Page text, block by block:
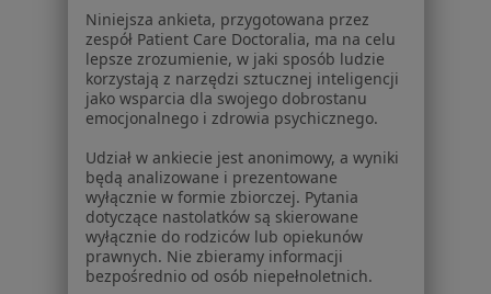
Lekarze
Placówki medyczne
Pytania i odpowiedzi
Usługi i zabiegi
Choroby
Aplikacje mobilne
Blog dla pacjentów
Dla profesjonalistów
Cennik
Niniejsza ankieta, przygotowana przez
zespół Patient Care Doctoralia, ma na celu
lepsze zrozumienie, w jaki sposób ludzie
korzystają z narzędzi sztucznej inteligencji
jako wsparcia dla swojego dobrostanu
emocjonalnego i zdrowia psychicznego.
Udział w ankiecie jest anonimowy, a wyniki
będą analizowane i prezentowane
wyłącznie w formie zbiorczej. Pytania
dotyczące nastolatków są skierowane
wyłącznie do rodziców lub opiekunów
prawnych. Nie zbieramy informacji
bezpośrednio od osób niepełnoletnich.